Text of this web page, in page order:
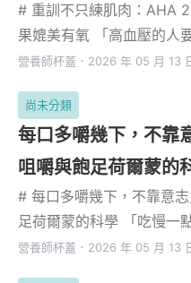
# 重訓不只練肌肉：AHA
果媲美有氧 「高血壓的人
營養師杯蓋 ． 2026 年 05 月 13
尚未分類
每口多嚼幾下，不
咀嚼與飽足荷爾蒙的
# 每口多嚼幾下，不靠意
足荷爾蒙的科學 「吃慢
營養師杯蓋 ． 2026 年 05 月 13